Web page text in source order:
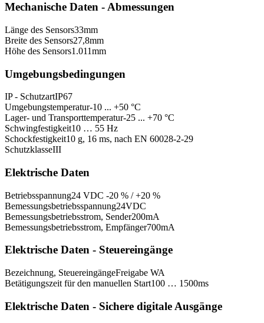
Mechanische Daten - Abmessungen
Länge des Sensors33mm
Breite des Sensors27,8mm
Höhe des Sensors1.011mm
Umgebungsbedingungen
IP - SchutzartIP67
Umgebungstemperatur-10 ... +50 °C
Lager- und Transporttemperatur-25 ... +70 °C
Schwingfestigkeit10 … 55 Hz
Schockfestigkeit10 g, 16 ms, nach EN 60028-2-29
SchutzklasseIII
Elektrische Daten
Betriebsspannung24 VDC -20 % / +20 %
Bemessungsbetriebsspannung24VDC
Bemessungsbetriebsstrom, Sender200mA
Bemessungsbetriebsstrom, Empfänger700mA
Elektrische Daten - Steuereingänge
Bezeichnung, SteuereingängeFreigabe WA
Betätigungszeit für den manuellen Start100 … 1500ms
Elektrische Daten - Sichere digitale Ausgänge